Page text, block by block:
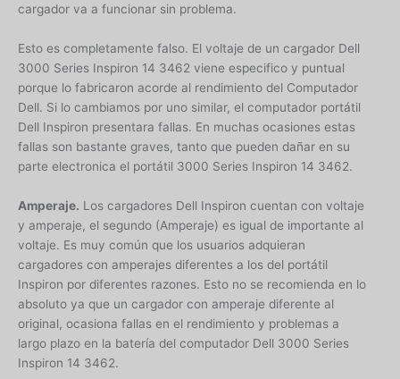
cargador va a funcionar sin problema.
Esto es completamente falso. El voltaje de un cargador Dell
3000 Series Inspiron 14 3462 viene especifico y puntual
porque lo fabricaron acorde al rendimiento del Computador
Dell. Si lo cambiamos por uno similar, el computador portátil
Dell Inspiron presentara fallas. En muchas ocasiones estas
fallas son bastante graves, tanto que pueden dañar en su
parte electronica el portátil 3000 Series Inspiron 14 3462.
Amperaje. Los cargadores Dell Inspiron cuentan con voltaje
y amperaje, el segundo (Amperaje) es igual de importante al
voltaje. Es muy común que los usuarios adquieran
cargadores con amperajes diferentes a los del portátil
Inspiron por diferentes razones. Esto no se recomienda en lo
absoluto ya que un cargador con amperaje diferente al
original, ocasiona fallas en el rendimiento y problemas a
largo plazo en la batería del computador Dell 3000 Series
Inspiron 14 3462.